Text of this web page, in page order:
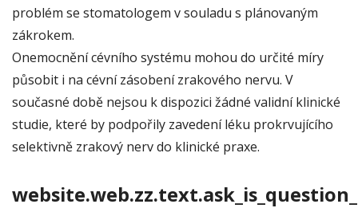
problém se stomatologem v souladu s plánovaným
zákrokem.
Onemocnění cévního systému mohou do určité míry
působit i na cévní zásobení zrakového nervu. V
současné době nejsou k dispozici žádné validní klinické
studie, které by podpořily zavedení léku prokrvujícího
selektivně zrakový nerv do klinické praxe.